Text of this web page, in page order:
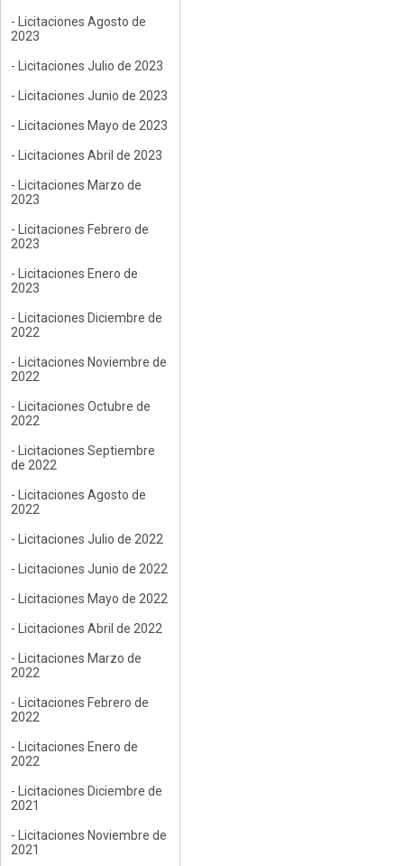
- Licitaciones Agosto de
2023
- Licitaciones Julio de 2023
- Licitaciones Junio de 2023
- Licitaciones Mayo de 2023
- Licitaciones Abril de 2023
- Licitaciones Marzo de
2023
- Licitaciones Febrero de
2023
- Licitaciones Enero de
2023
- Licitaciones Diciembre de
2022
- Licitaciones Noviembre de
2022
- Licitaciones Octubre de
2022
- Licitaciones Septiembre
de 2022
- Licitaciones Agosto de
2022
- Licitaciones Julio de 2022
- Licitaciones Junio de 2022
- Licitaciones Mayo de 2022
- Licitaciones Abril de 2022
- Licitaciones Marzo de
2022
- Licitaciones Febrero de
2022
- Licitaciones Enero de
2022
- Licitaciones Diciembre de
2021
- Licitaciones Noviembre de
2021